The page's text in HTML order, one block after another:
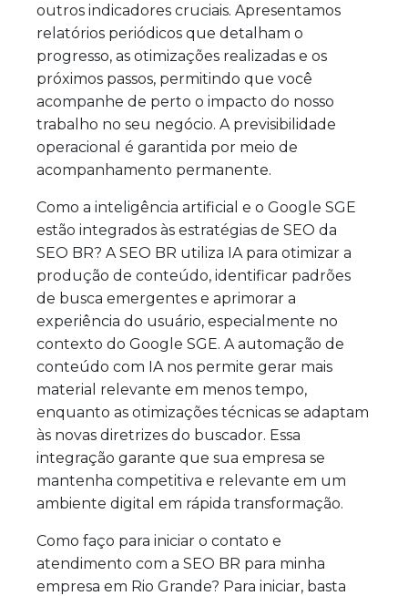
outros indicadores cruciais. Apresentamos
relatórios periódicos que detalham o
progresso, as otimizações realizadas e os
próximos passos, permitindo que você
acompanhe de perto o impacto do nosso
trabalho no seu negócio. A previsibilidade
operacional é garantida por meio de
acompanhamento permanente.
Como a inteligência artificial e o Google SGE
estão integrados às estratégias de SEO da
SEO BR? A SEO BR utiliza IA para otimizar a
produção de conteúdo, identificar padrões
de busca emergentes e aprimorar a
experiência do usuário, especialmente no
contexto do Google SGE. A automação de
conteúdo com IA nos permite gerar mais
material relevante em menos tempo,
enquanto as otimizações técnicas se adaptam
às novas diretrizes do buscador. Essa
integração garante que sua empresa se
mantenha competitiva e relevante em um
ambiente digital em rápida transformação.
Como faço para iniciar o contato e
atendimento com a SEO BR para minha
empresa em Rio Grande? Para iniciar, basta